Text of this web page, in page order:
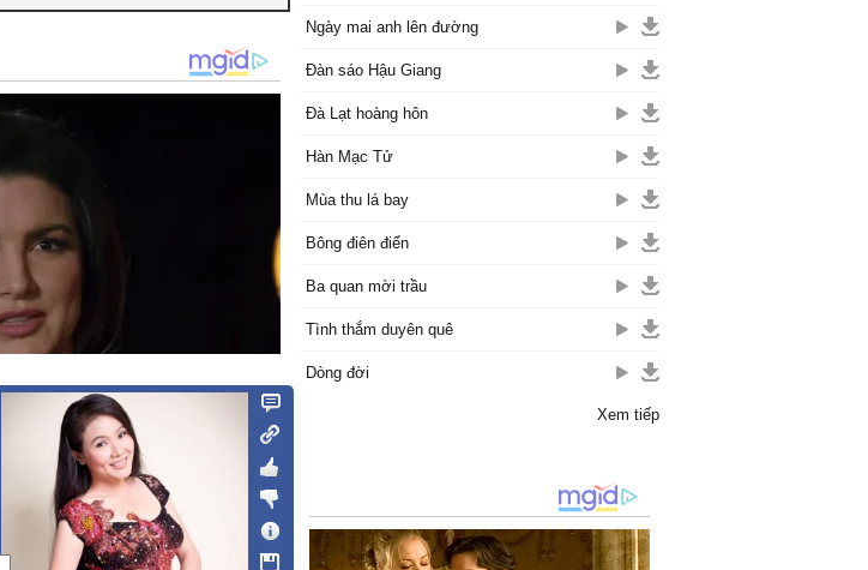
Ngày mai anh lên đường
Đàn sáo Hậu Giang
Đà Lạt hoàng hôn
Hàn Mạc Tử
Mùa thu lá bay
Bông điên điển
Ba quan mời trầu
Tình thắm duyên quê
Dòng đời
Xem tiếp